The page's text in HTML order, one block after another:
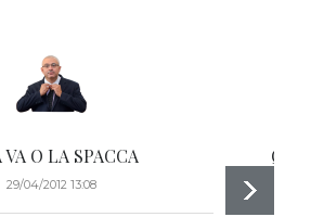
VA O LA SPACCA
29/04/2012 13:08